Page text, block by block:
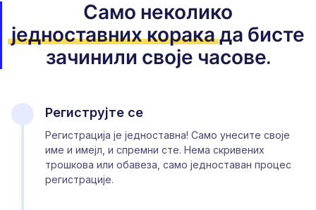
Само неколико
једноставних коракада бисте
зачинили своје часове.
Региструјте се
Регистрација је једноставна! Само унесите своје
име и имејл, и спремни сте. Нема скривених
трошкова или обавеза, само једноставан процес
регистрације.